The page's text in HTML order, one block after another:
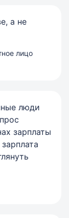
а не
лицо
люди
зарплаты